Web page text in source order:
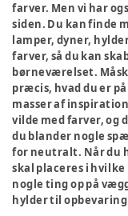
farver. Men vi har
siden. Du kan finde
lamper, dyner,
farver, så du kan
børneværelset.
præcis, hvad du er
masser af
vilde med farver, og
du blander nogle
for neutralt. Når du
skal placeres i
nogle ting op på
hylder til